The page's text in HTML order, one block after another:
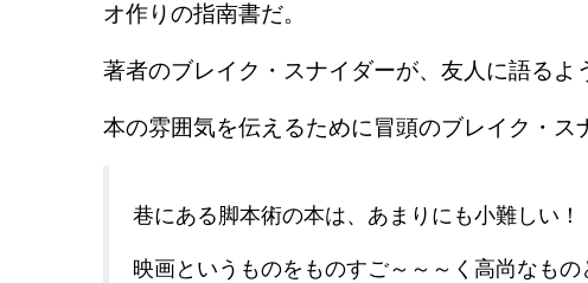
オ作りの指南書だ。
著者のブレイク・スナイダーが、友人に語るよ
本の雰囲気を伝えるために冒頭のブレイク・ス
巷にある脚本術の本は、あまりにも小難しい
映画というものをものすご～～～く高尚なも